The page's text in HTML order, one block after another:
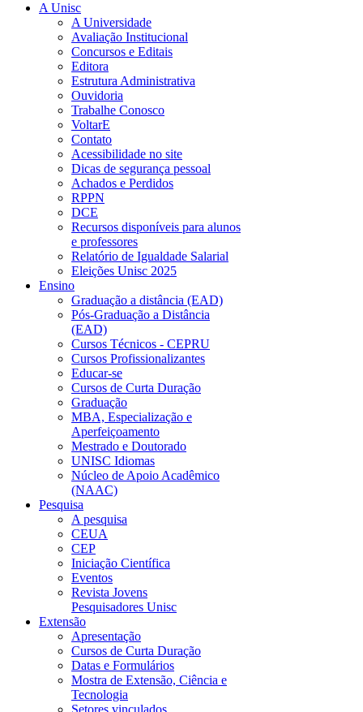
A Unisc
A Universidade
Avaliação Institucional
Concursos e Editais
Editora
Estrutura Administrativa
Ouvidoria
Trabalhe Conosco
VoltarE
Contato
Acessibilidade no site
Dicas de segurança pessoal
Achados e Perdidos
RPPN
DCE
Recursos disponíveis para alunos
e professores
Relatório de Igualdade Salarial
Eleições Unisc 2025
Ensino
Graduação a distância (EAD)
Pós-Graduação a Distância
(EAD)
Cursos Técnicos - CEPRU
Cursos Profissionalizantes
Educar-se
Cursos de Curta Duração
Graduação
MBA, Especialização e
Aperfeiçoamento
Mestrado e Doutorado
UNISC Idiomas
Núcleo de Apoio Acadêmico
(NAAC)
Pesquisa
A pesquisa
CEUA
CEP
Iniciação Científica
Eventos
Revista Jovens
Pesquisadores Unisc
Extensão
Apresentação
Cursos de Curta Duração
Datas e Formulários
Mostra de Extensão, Ciência e
Tecnologia
Setores vinculados